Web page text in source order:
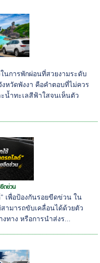
นการพักผ่อนที่สวยงามระดับ
หวัดพังงา คือคำตอบที่ไม่ควร
น้ำทะเลสีฟ้าใสจนเห็นตัว
ดข่วน
เพื่อป้องกันรอยขีดข่วน ใน
ามารถขับเคลื่อนได้ด้วยตัว
ทาง หรือการนำส่งร...